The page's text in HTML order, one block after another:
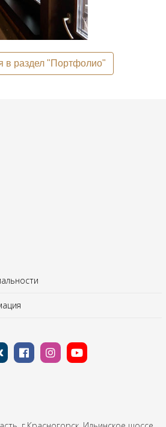
в раздел "Портфолио"